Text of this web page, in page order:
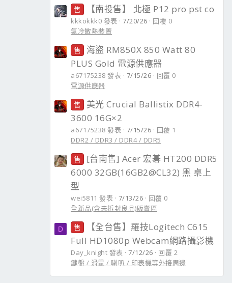
售 【南投售】 北極 P12 pro pst co
kkkokkk0 發表 7/20/26
回覆 0
氣冷散熱裝置
售
海盜 RM850X 850 Watt 80
PLUS Gold 電源供應器
a67175238 發表 7/15/26
回覆 0
電源供應器
售
美光 Crucial Ballistix DDR4-
3600 16G×2
a67175238 發表 7/15/26
回覆 1
DDR2 / DDR3 / DDR4 / DDR5
售
[台南售] Acer 宏碁 HT200 DDR5
6000 32GB(16GB2@CL32) 黑 桌上
型
wei5811 發表 7/13/26
回覆 0
全新品(含未拆封良品)販賣區
D 售
【全台售】羅技Logitech C615
Full HD1080p Webcam網路攝影機
Day_knight 發表 7/12/26
回覆 2
鍵盤 / 滑鼠 / 喇叭 / 印表機等外接周邊